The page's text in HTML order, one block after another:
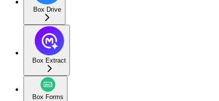
Box Drive
Box Extract
Box Forms